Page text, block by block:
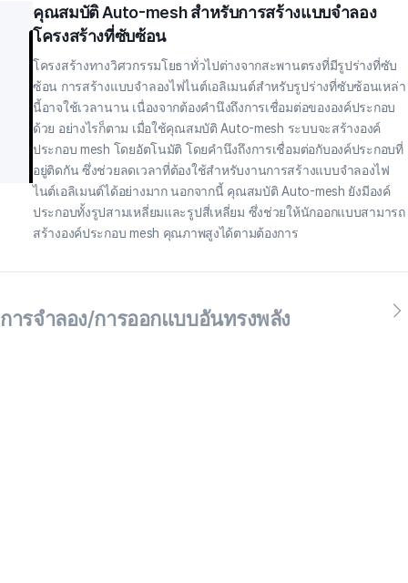
คุณสมบัติ Auto-mesh สำหรับการสร้างแบบจำลอง
โครงสร้างที่ซับซ้อน
โครงสร้างทางวิศวกรรมโยธาทั่วไปต่างจากสะพานตรงที่มีรูปร่างที่ซับ
ซ้อน การสร้างแบบจำลองไฟไนต์เอลิเมนต์สำหรับรูปร่างที่ซับซ้อนเหล่า
นี้อาจใช้เวลานาน เนื่องจากต้องคำนึงถึงการเชื่อมต่อขององค์ประกอบ
ด้วย อย่างไรก็ตาม เมื่อใช้คุณสมบัติ Auto-mesh ระบบจะสร้างองค์
ประกอบ mesh โดยอัตโนมัติ โดยคำนึงถึงการเชื่อมต่อกับองค์ประกอบที่
อยู่ติดกัน ซึ่งช่วยลดเวลาที่ต้องใช้สำหรับงานการสร้างแบบจำลองไฟ
ไนต์เอลิเมนต์ได้อย่างมาก นอกจากนี้ คุณสมบัติ Auto-mesh ยังมีองค์
ประกอบทั้งรูปสามเหลี่ยมและรูปสี่เหลี่ยม ซึ่งช่วยให้นักออกแบบสามารถ
สร้างองค์ประกอบ mesh คุณภาพสูงได้ตามต้องการ
การจำลอง/การออกแบบอันทรงพลัง